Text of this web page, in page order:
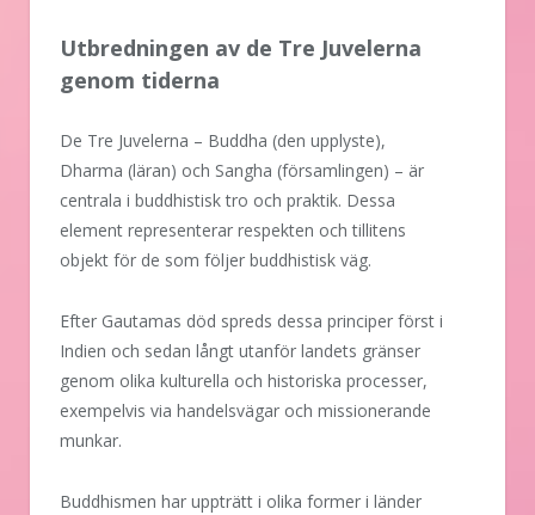
Utbredningen av de Tre Juvelerna
genom tiderna
De Tre Juvelerna – Buddha (den upplyste),
Dharma (läran) och Sangha (församlingen) – är
centrala i buddhistisk tro och praktik. Dessa
element representerar respekten och tillitens
objekt för de som följer buddhistisk väg.
Efter Gautamas död spreds dessa principer först i
Indien och sedan långt utanför landets gränser
genom olika kulturella och historiska processer,
exempelvis via handelsvägar och missionerande
munkar.
Buddhismen har uppträtt i olika former i länder